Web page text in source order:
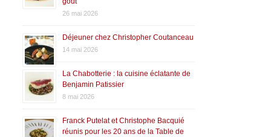
26 mai 2026
Déjeuner chez Christopher Coutanceau
14 mai 2026
La Chabotterie : la cuisine éclatante de
Benjamin Patissier
8 mai 2026
Franck Putelat et Christophe Bacquié
réunis pour les 20 ans de la Table de